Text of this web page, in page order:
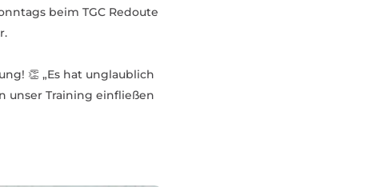
beim TGC Redoute
👏 „Es hat unglaublich
unser Training einfließen